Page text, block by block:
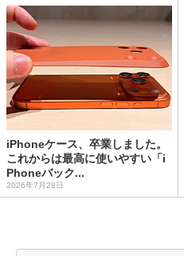
iPhoneケース、卒業しました。
これからは最高に使いやすい「i
Phoneバック...
2026年7月28日